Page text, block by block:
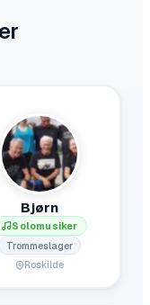
Bjørn
Solomusiker
Trommeslager
Roskilde